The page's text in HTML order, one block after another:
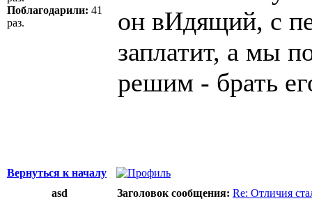
Поблагодарили: 41
раз.
он вИдящий, с
заплатит, а мы
решим - брать
Вернуться к началу
asd
Заголовок сообщения: Re: Отличия